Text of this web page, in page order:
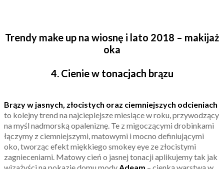
Trendy make up na wiosnę i lato 2018 – makijaż
oka
4. Cienie w tonacjach brązu
Brązy w jasnych, złocistych oraz ciemniejszych odcieniach
to kolejny trend na najcieplejsze miesiące w roku, przywodzący
na myśl nadmorską opaleniznę. Te z migoczącymi drobinkami
łączymy z ciemniejszymi, matowymi i mocno definiującymi
oko, tworząc efekt miękkiego smokey eye ze złocistymi
zagnieceniami. Matowy cień o jasnej tonacji aplikujemy tak jak